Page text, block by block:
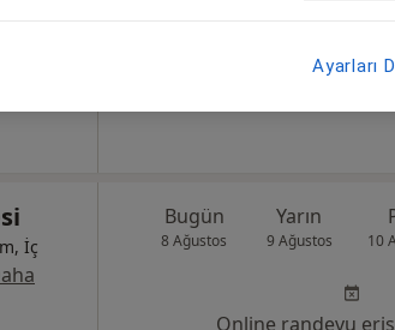
İç
Bugün
8 Ağustos
Yarın
9 Ağustos 10
Online randevu
Ayarları